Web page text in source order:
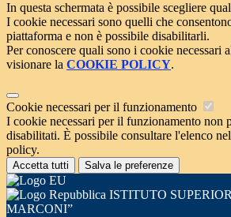
In questa schermata è possibile scegliere
I cookie necessari sono quelli che
piattaforma e non è possibile disabilitarli.
Per conoscere quali sono i cookie necessari
visionare la COOKIE POLICY.
Cookie necessari per il funzionamento
I cookie necessari per il funzionamento non
disabilitati. È possibile consultare l'elenco
policy.
Accetta tutti Salva le preferenze
ISTITUTO
MARCONI”